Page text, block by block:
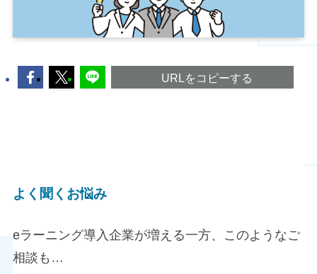
URLをコピーする
よく聞くお悩み
eラーニング導入企業が増える一方、このようなご
相談も…